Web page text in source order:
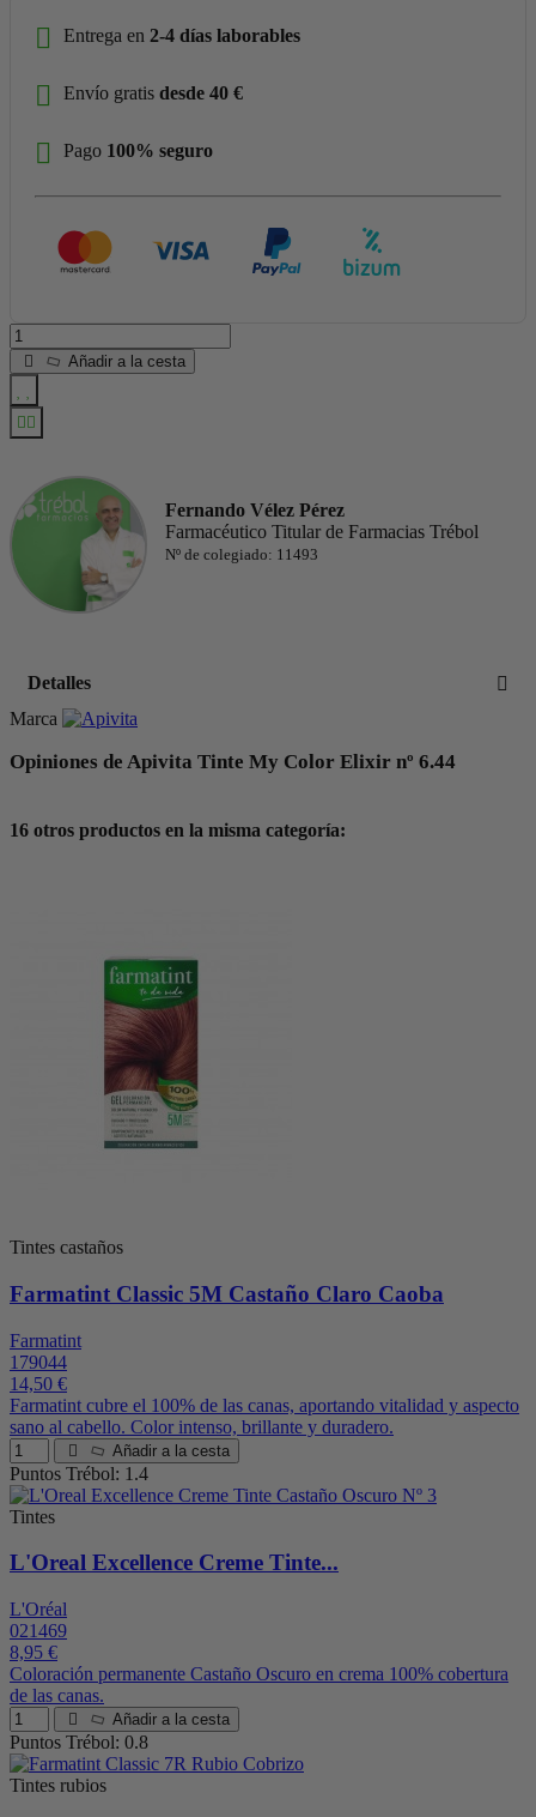
Entrega en 2-4 días laborables
Envío gratis desde 40 €
Pago 100% seguro
Añadir a la cesta
Fernando Vélez Pérez
Farmacéutico Titular de Farmacias Trébol
Nº de colegiado: 11493
Detalles
Marca
Opiniones de Apivita Tinte My Color Elixir nº 6.44
16 otros productos en la misma categoría:
Tintes castaños
Farmatint Classic 5M Castaño Claro Caoba
Farmatint
179044
14,50 €
Farmatint cubre el 100% de las canas, aportando vitalidad y aspecto
sano al cabello. Color intenso, brillante y duradero.
Añadir a la cesta
Puntos Trébol: 1.4
Tintes
L'Oreal Excellence Creme Tinte...
L'Oréal
021469
8,95 €
Coloración permanente Castaño Oscuro en crema 100% cobertura
de las canas.
Añadir a la cesta
Puntos Trébol: 0.8
Tintes rubios